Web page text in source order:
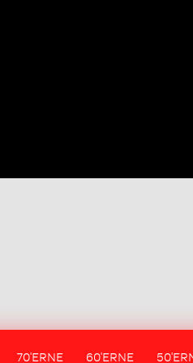
70'ERNE 60'ERNE